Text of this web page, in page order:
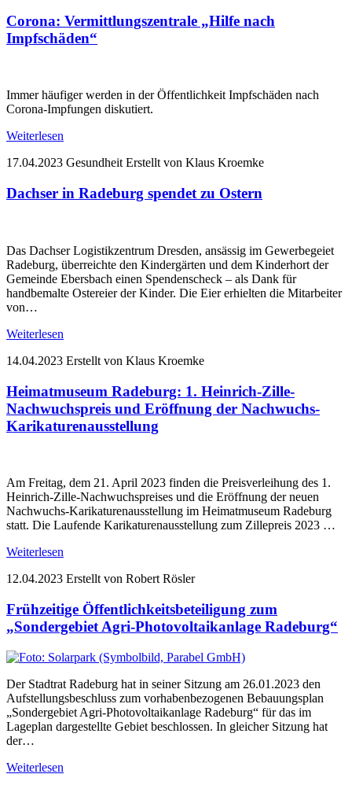
Corona: Vermittlungszentrale „Hilfe nach
Impfschäden“
Immer häufiger werden in der Öffentlichkeit Impfschäden nach
Corona-Impfungen diskutiert.
Weiterlesen
17.04.2023 Gesundheit Erstellt von Klaus Kroemke
Dachser in Radeburg spendet zu Ostern
Das Dachser Logistikzentrum Dresden, ansässig im Gewerbegeiet
Radeburg, überreichte den Kindergärten und dem Kinderhort der
Gemeinde Ebersbach einen Spendenscheck – als Dank für
handbemalte Ostereier der Kinder. Die Eier erhielten die Mitarbeiter
von…
Weiterlesen
14.04.2023 Erstellt von Klaus Kroemke
Heimatmuseum Radeburg: 1. Heinrich-Zille-
Nachwuchspreis und Eröffnung der Nachwuchs-
Karikaturenausstellung
Am Freitag, dem 21. April 2023 finden die Preisverleihung des 1.
Heinrich-Zille-Nachwuchspreises und die Eröffnung der neuen
Nachwuchs-Karikaturenausstellung im Heimatmuseum Radeburg
statt. Die Laufende Karikaturenausstellung zum Zillepreis 2023 …
Weiterlesen
12.04.2023 Erstellt von Robert Rösler
Frühzeitige Öffentlichkeitsbeteiligung zum
„Sondergebiet Agri-Photovoltaikanlage Radeburg“
Der Stadtrat Radeburg hat in seiner Sitzung am 26.01.2023 den
Aufstellungsbeschluss zum vorhabenbezogenen Bebauungsplan
„Sondergebiet Agri-Photovoltaikanlage Radeburg“ für das im
Lageplan dargestellte Gebiet beschlossen. In gleicher Sitzung hat
der…
Weiterlesen